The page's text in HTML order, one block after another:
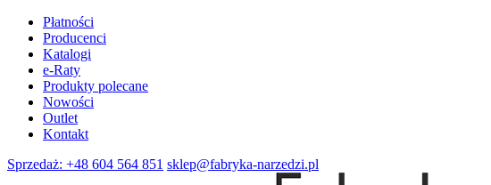
Płatności
Producenci
Katalogi
e-Raty
Produkty polecane
Nowości
Outlet
Kontakt
Sprzedaż: +48 604 564 851 sklep@fabryka-narzedzi.pl